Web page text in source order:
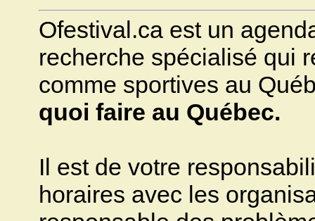
Ofestival.ca est un
recherche spécialisé qui
comme sportives au
quoi faire au Québec.
Il est de votre
horaires avec les